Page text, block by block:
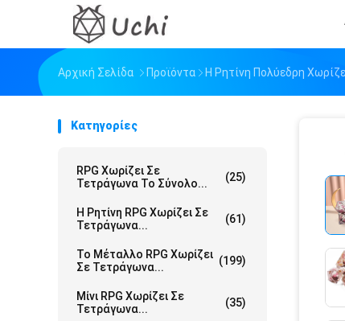
Αρχική Σελίδα Προϊόντα Η Ρητίνη Πολύεδρη
Κατηγορίες
RPG Χωρίζει Σε
Τετράγωνα Το Σύνολο...
(25)
Η Ρητίνη RPG Χωρίζει Σε
Τετράγωνα...
(61)
Το Μέταλλο RPG Χωρίζει
Σε Τετράγωνα...
(199)
Μίνι RPG Χωρίζει Σε
Τετράγωνα...
(35)